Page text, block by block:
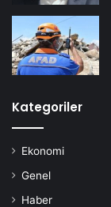
Kategoriler
Ekonomi
Genel
Haber